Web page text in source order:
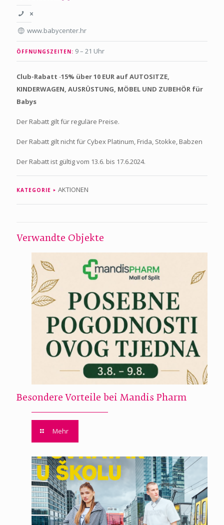
www.babycenter.hr
ÖFFNUNGSZEITEN: 9 – 21 Uhr
Club-Rabatt -15% über 10 EUR auf AUTOSITZE,
KINDERWAGEN, AUSRÜSTUNG, MÖBEL UND ZUBEHÖR für
Babys
Der Rabatt gilt für reguläre Preise.
Der Rabatt gilt nicht für Cybex Platinum, Frida, Stokke, Babzen
Der Rabatt ist gültig vom 13.6. bis 17.6.2024.
KATEGORIE AKTIONEN
Verwandte Objekte
Besondere Vorteile bei Mandis Pharm
Mehr